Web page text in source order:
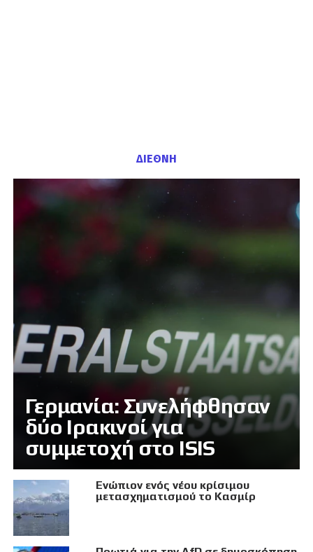
ΔΙΕΘΝΗ
Γερμανία: Συνελήφθησαν
δύο Ιρακινοί για
συμμετοχή στο ISIS
Eνώπιον ενός νέου κρίσιμου
μετασχηματισμού το Κασμίρ